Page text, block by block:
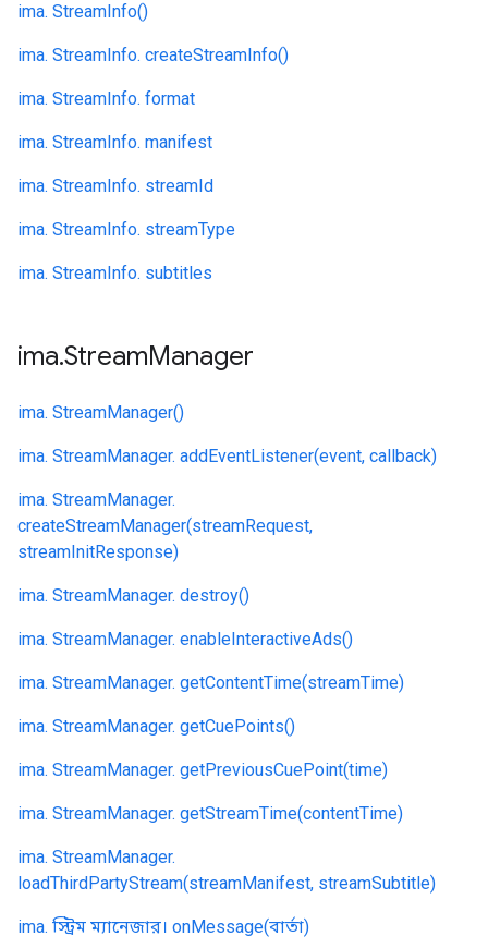
ima. StreamInfo()
ima. StreamInfo. createStreamInfo()
ima. StreamInfo. format
ima. StreamInfo. manifest
ima. StreamInfo. streamId
ima. StreamInfo. streamType
ima. StreamInfo. subtitles
ima.StreamManager
ima. StreamManager()
ima. StreamManager. addEventListener(event, callback)
ima. StreamManager.
createStreamManager(streamRequest,
streamInitResponse)
ima. StreamManager. destroy()
ima. StreamManager. enableInteractiveAds()
ima. StreamManager. getContentTime(streamTime)
ima. StreamManager. getCuePoints()
ima. StreamManager. getPreviousCuePoint(time)
ima. StreamManager. getStreamTime(contentTime)
ima. StreamManager.
loadThirdPartyStream(streamManifest, streamSubtitle)
ima. স্ট্রিম ম্যানেজার। onMessage(বার্তা)